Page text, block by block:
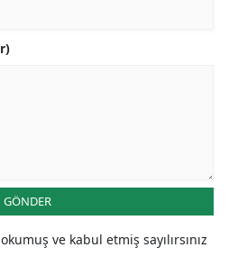
GÖNDER
okumuş ve kabul etmiş sayılırsınız